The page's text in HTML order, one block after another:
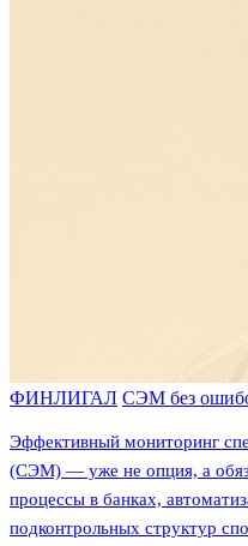
ФИНЛИГАЛ СЭМ без
Эффективный мониторинг
(СЭМ) — уже не опция, а
процессы в банках,
подконтрольных структур